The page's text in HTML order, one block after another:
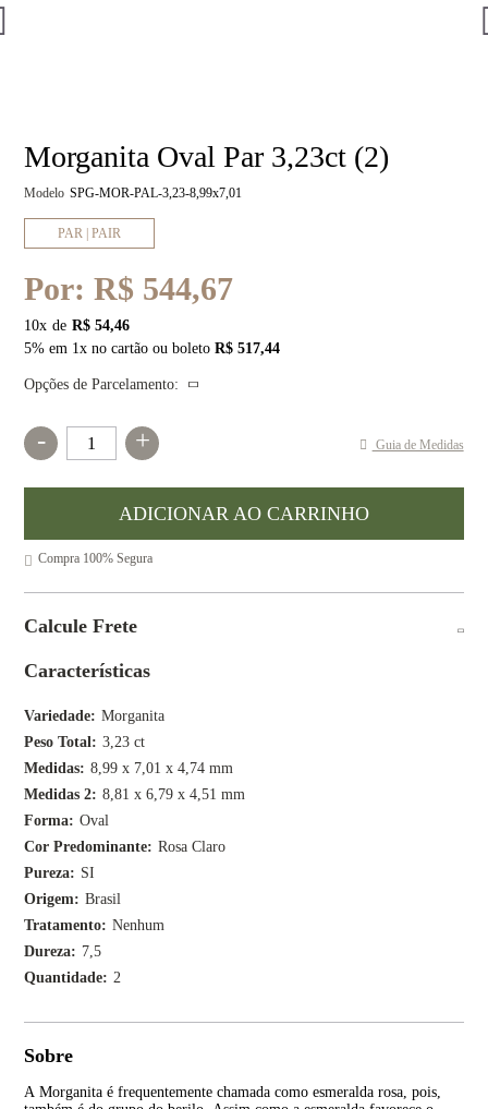
Características
Variedade
Morganita
Peso Total
3,23 ct
Medidas
8,99 x 7,01 x 4,74 mm
Medidas 2
8,81 x 6,79 x 4,51 mm
Forma
Oval
Cor Predominante
Rosa Claro
Pureza
SI
Origem
Brasil
Tratamento
Nenhum
Dureza
7,5
Quantidade
2
Sobre
A Morganita é frequentemente chamada como esmeralda rosa, pois,
Morganita Oval Par 3,23ct (2)
Modelo SPG-MOR-PAL-3,23-8,99x7,01
PAR | PAIR
Por:R$ 544,67
10x
R$ 54,46
5% em 1x no cartão ou boletoR$ 517,44
Opções de Parcelamento:
- + Guia de Medidas
Compra 100% Segura
Calcule Frete